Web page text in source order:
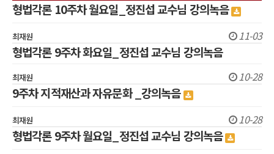
형법각론 10주차 월요일_정진섭 교수님 강의녹음
최재원 11-03
형법각론 9주차 화요일_정진섭 교수님 강의녹음
최재원 10-28
9주차 지적재산과 자유문화 _강의녹음
최재원 10-28
형법각론 9주차 월요일_정진섭 교수님 강의녹음